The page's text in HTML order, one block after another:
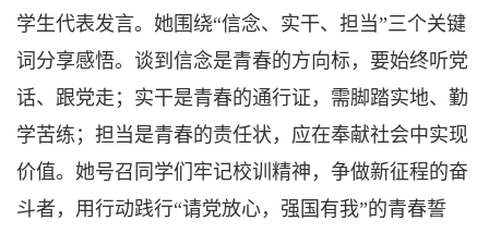
学生代表发言。她围绕“信念、实干、担当”三个关键
词分享感悟。谈到信念是青春的方向标，要始终听党
话、跟党走；实干是青春的通行证，需脚踏实地、勤
学苦练；担当是青春的责任状，应在奉献社会中实现
价值。她号召同学们牢记校训精神，争做新征程的奋
斗者，用行动践行“请党放心，强国有我”的青春誓